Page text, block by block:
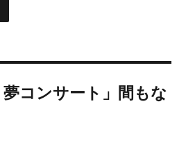
夢コンサート」間もな